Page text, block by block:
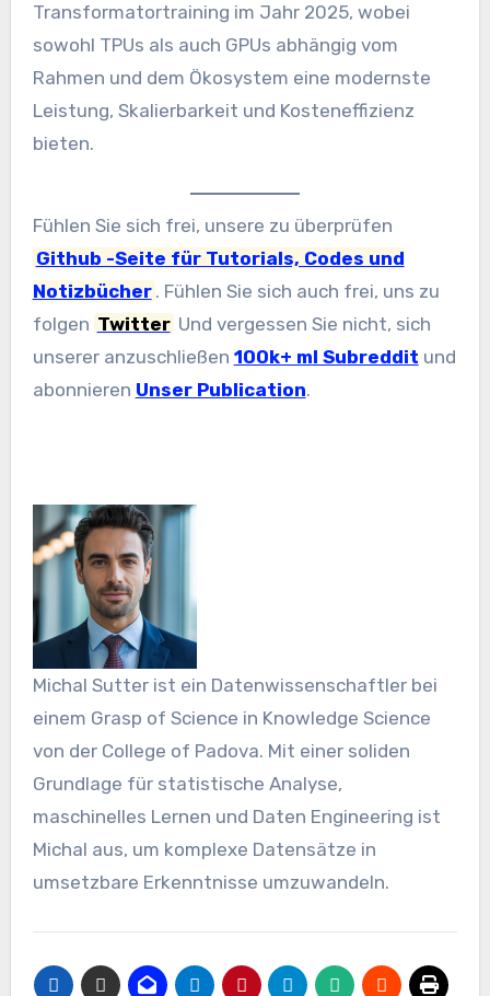
Transformatortraining im Jahr 2025, wobei
sowohl TPUs als auch GPUs abhängig vom
Rahmen und dem Ökosystem eine modernste
Leistung, Skalierbarkeit und Kosteneffizienz
bieten.
Fühlen Sie sich frei, unsere zu überprüfen
Github -Seite für Tutorials, Codes und
Notizbücher . Fühlen Sie sich auch frei, uns zu
folgen Twitter Und vergessen Sie nicht, sich
unserer anzuschließen 100k+ ml Subreddit und
abonnieren Unser Publication.
Michal Sutter ist ein Datenwissenschaftler bei
einem Grasp of Science in Knowledge Science
von der College of Padova. Mit einer soliden
Grundlage für statistische Analyse,
maschinelles Lernen und Daten Engineering ist
Michal aus, um komplexe Datensätze in
umsetzbare Erkenntnisse umzuwandeln.